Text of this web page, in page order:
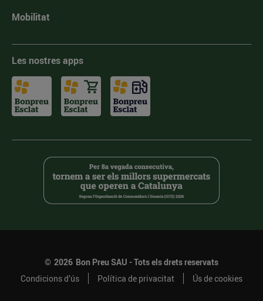
Mobilitat
Les nostres apps
© 2026 Bon Preu SAU - Tots els drets reservats
Condicions d’ús
Política de privacitat Ús de cookies